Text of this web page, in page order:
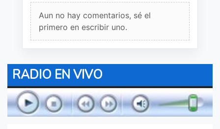
Aun no hay comentarios, sé el
primero en escribir uno.
RADIO EN VIVO